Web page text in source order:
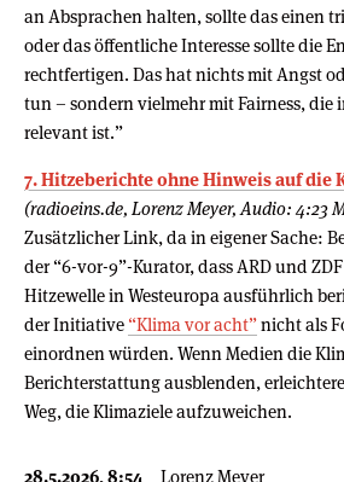
an Absprachen halten, sollte das einen
oder das öffentliche Interesse sollte die
rechtfertigen. Das hat nichts mit Angst
tun – sondern vielmehr mit Fairness, die
relevant ist.”
7. Hitzeberichte ohne Hinweis auf die
(radioeins.de, Lorenz Meyer, Audio: 4:23
Zusätzlicher Link, da in eigener Sache:
der “6-vor-9”-Kurator, dass ARD und
Hitzewelle in Westeuropa ausführlich
der Initiative “Klima vor acht”nicht als
einordnen würden. Wenn Medien die
Berichterstattung ausblenden,
Weg, die Klimaziele aufzuweichen.
28.5.2026, 8:54 Lorenz Meyer